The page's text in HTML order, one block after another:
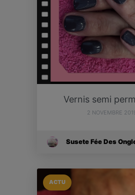
Vernis semi
2 NOVEMBRE
Susete Fée Des
ACTU